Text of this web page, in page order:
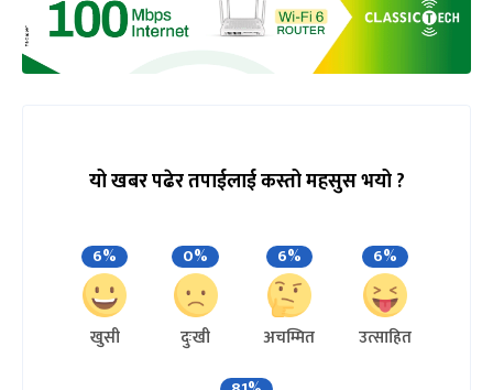
यो खबर पढेर तपाईलाई कस्तो महसुस भयो ?
6%
खुसी
0%
दुःखी
6%
अचम्मित
6%
उत्साहित